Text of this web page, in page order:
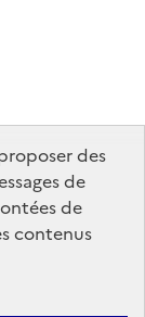
des
de
de
contenus